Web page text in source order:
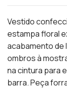
Vestido
estampa floral
acabamento de
ombros à
na cintura para
barra. Peça